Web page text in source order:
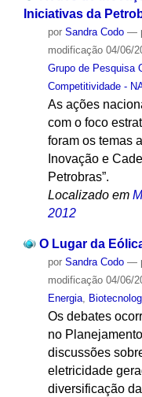
Iniciativas da
por Sandra Codo —
modificação04/06/
Grupo de Pesquisa
Competitividade -
As ações
com o foco
foram os temas
Inovação e
Petrobras”.
Localizado em
2012
O Lugar da
por Sandra Codo —
modificação04/06/
Energia,
Os debates
no
discussões
eletricidade
diversificação